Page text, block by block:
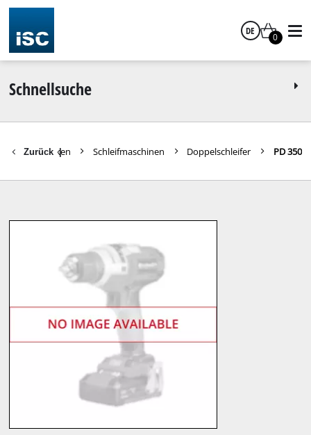
DE
0
Schnellsuche
Zurück |
Heimwerken Schleifmaschinen Doppelschleifer PD 350